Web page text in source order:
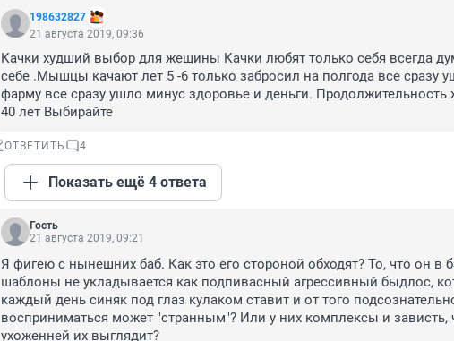
198632827
21 августа 2019, 09:36
Качки худший выбор для жещины Качки любят только себя всегда
себе .Мышцы качают лет 5 -6 только забросил на полгода все сразу
фарму все сразу ушло минус здоровье и деньги. Продолжительность
40 лет Выбирайте
ОТВЕТИТЬ 4
Показать ещё 4 ответа
Гость
21 августа 2019, 09:21
Я фигею с нынешних баб. Как это его стороной обходят? То, что он в
шаблоны не укладывается как подпивасный агрессивный быдлос,
каждый день синяк под глаз кулаком ставит и от того
восприниматься может "странным"? Или у них комплексы и зависть,
ухоженней их выглядит?